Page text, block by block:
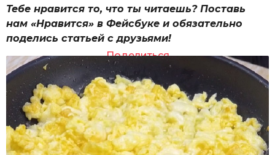
Тебе нравится то, что ты читаешь? Поставь
нам «Нравится» в Фейсбуке и обязательно
поделись статьей с друзьями!
Поделиться